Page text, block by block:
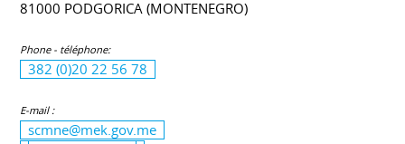
81000 PODGORICA (MONTENEGRO)
Phone - téléphone:
382 (0)20 22 56 78
E-mail :
scmne@mek.gov.me